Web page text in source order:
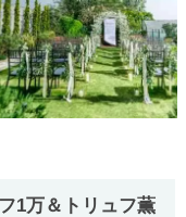
1万＆トリュフ薫